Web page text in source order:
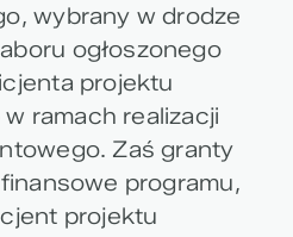
wybrany w drodze
ogłoszonego
projektu
ramach realizacji
Zaś granty
programu,
projektu